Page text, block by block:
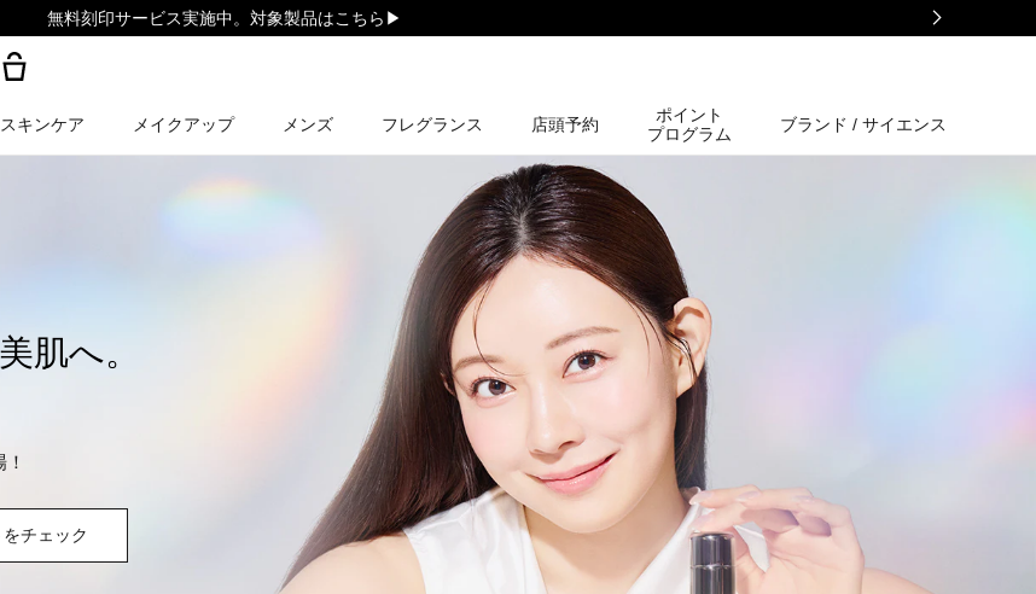
無料刻印サービス実施中。対象製品はこちら▶︎
スキンケア メイクアップ メンズ フレグランス 店頭予約
ポイント
プログラム
ブランド / サイエンス
肌へ。
チェック